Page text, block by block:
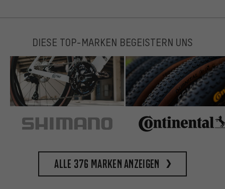
DIESE TOP-MARKEN BEGEISTERN UNS
Alle 376 Marken anzeigen